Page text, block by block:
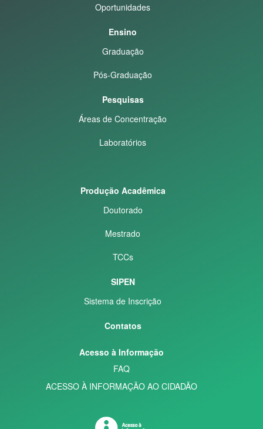
Oportunidades
Ensino
Graduação
Pós-Graduação
Pesquisas
Áreas de Concentração
Laboratórios
Produção Acadêmica
Doutorado
Mestrado
TCCs
SIPEN
Sistema de Inscrição
Contatos
Acesso à Informação
FAQ
ACESSO À INFORMAÇÃO AO CIDADÃO